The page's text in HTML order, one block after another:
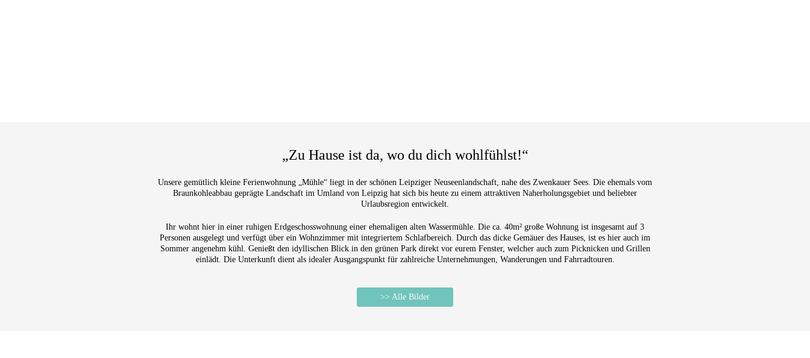
„Zu Hause ist da, wo du dich wohlfühlst!“
Unsere gemütlich kleine Ferienwohnung „Mühle“ liegt in der schönen Leipziger Neuseenlandschaft, nahe des Zwenkauer Sees. Die ehemals vom
Braunkohleabbau geprägte Landschaft im Umland von Leipzig hat sich bis heute zu einem attraktiven Naherholungsgebiet und beliebter
Urlaubsregion entwickelt.
Ihr wohnt hier in einer ruhigen Erdgeschosswohnung einer ehemaligen alten Wassermühle. Die ca. 40m² große Wohnung ist insgesamt auf 3
Personen ausgelegt und verfügt über ein Wohnzimmer mit integriertem Schlafbereich. Durch das dicke Gemäuer des Hauses, ist es hier auch im
Sommer angenehm kühl. Genießt den idyllischen Blick in den grünen Park direkt vor eurem Fenster, welcher auch zum Picknicken und Grillen
einlädt. Die Unterkunft dient als idealer Ausgangspunkt für zahlreiche Unternehmungen, Wanderungen und Fahrradtouren.
>> Alle Bilder